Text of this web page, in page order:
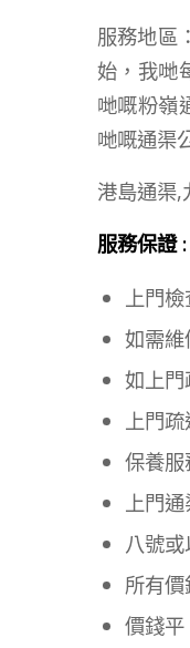
服務地區
始，我哋
哋嘅粉嶺
哋嘅通渠
港島通渠,
服務保證 :
上門
如需維
如上
上門
保養服
上門
八號
所有
價錢平